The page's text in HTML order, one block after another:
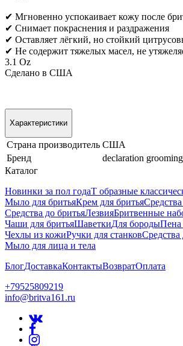
✔ Мгновенно успокаивает кожу после
✔ Снимает покраснения и раздражения
✔ Оставляет лёгкий, но стойкий
✔ Не содержит тяжелых масел, не
3.1 Oz
Сделано в США
Характеристики
Страна производитель США
Бренд
declaration grooming
Каталог
Новинки за пол годаТ образные
Мыло для бритьяКрем для бритья
Средства до бритьяЛезвияБритвенные
Чаши для бритьяШаветкиДля бородыПена
Чехлы из кожиРучки для станковСредства
Мыло для лица и тела
БлогДоставкаКонтактыВозвратОплата
+79525809219
info@britva161.ru